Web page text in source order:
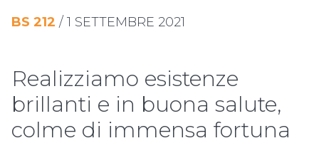
BS 212 / 1 SETTEMBRE 2021
Realizziamo esistenze
brillanti e in buona salute,
colme di immensa fortuna